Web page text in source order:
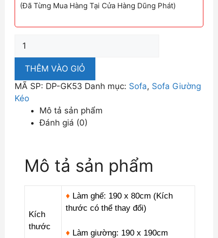
(Đã Từng Mua Hàng Tại Cửa Hàng Dũng Phát)
Ghế
Giường
Khẩu
DP-
GK53
THÊM VÀO GIỎ
MÃ SP: DP-GK53 Danh mục: Sofa, Sofa Giường
Kéo
Mô tả sản phẩm
Đánh giá (0)
Mô tả sản phẩm
Kích
thước
♦ Làm ghế: 190 x 80cm (Kích
thước có thể thay đổi)
♦ Làm giường: 190 x 190cm